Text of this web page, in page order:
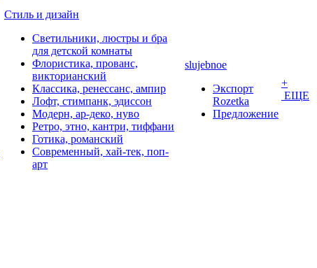
Стиль и дизайн
Светильники, люстры и бра
для детской комнаты
Флористика, прованс,
викторианский
Классика, ренессанс, ампир
Лофт, стимпанк, эдиссон
Модерн, ар-деко, нуво
Ретро, этно, кантри, тиффани
Готика, романский
Современный, хай-тек, поп-
арт
slujebnoe
Экспорт
Rozetka
Предложение
+
ЕЩЕ